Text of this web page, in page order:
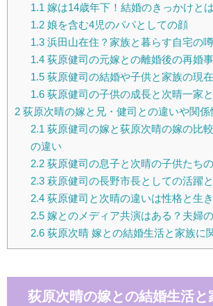
1.1 嫁は14歳年下！結婚のきっかけと
1.2娘を含む4児のパパとしての顔
1.3浜田山在住？家族と暮らす自宅の噂
1.4荻原健司の元嫁との離婚後の再婚
1.5荻原健司の結婚や子供と家族の現在
1.6荻原健司の子供の成長と次晴一家
2 荻原次晴の嫁と兄・健司との違いや関係
2.1 荻原健司の嫁と荻原次晴の嫁の比
の違い
2.2荻原健司の息子と次晴の子供たち
2.3萩原健司の長野市長としての活躍
2.4荻原健司と次晴の違いは性格と生
2.5嫁とのメディア共演はある？夫婦
2.6荻原次晴 嫁との結婚生活と家族に
荻原次晴の嫁との結婚生活と